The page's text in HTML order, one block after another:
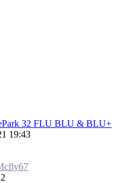
32 FLU BLU & BLU+
19:43